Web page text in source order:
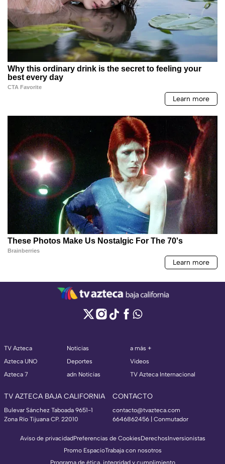
TV Azteca
Azteca UNO
Azteca 7
Noticias
Deportes
adn Noticias
a más +
Videos
TV Azteca Internacional
TV AZTECA BAJA CALIFORNIA
Bulevar Sánchez Taboada 9651-1
Zona Río Tijuana CP. 22010
CONTACTO
contacto@tvazteca.com
6646862456 | Conmutador
Aviso de privacidadPreferencias de CookiesDerechosInversionistas
Promo EspacioTrabaja con nosotros